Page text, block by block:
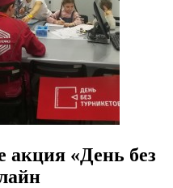
«День без